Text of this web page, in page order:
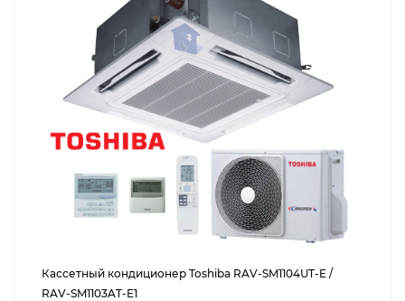
Кассетный кондиционер Toshiba RAV-SM1104UT-E /
RAV-SM1103AT-E1